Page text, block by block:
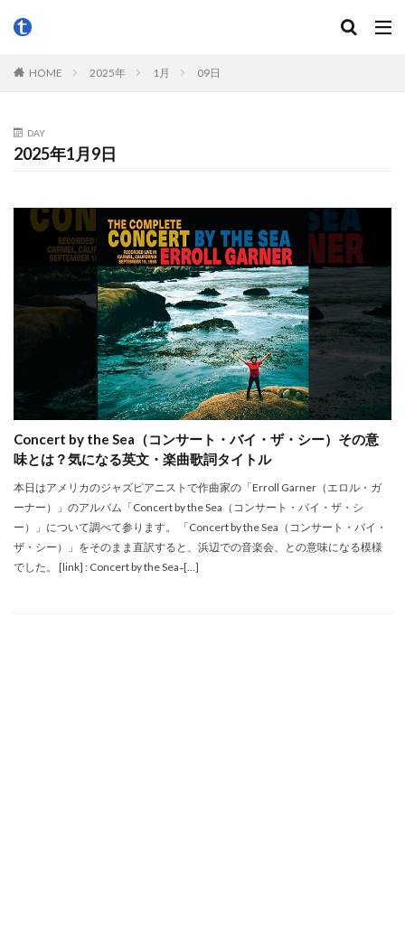
HOME 2025年 1月 09日
DAY
2025年1月9日
Concert by the Sea（コンサート・バイ・ザ・シー）その意
味とは？気になる英文・楽曲歌詞タイトル
本日はアメリカのジャズピアニストで作曲家の「Erroll Garner（エロル・ガ
ーナー）」のアルバム「Concert by the Sea（コンサート・バイ・ザ・シ
ー）」について調べて参ります。 「Concert by the Sea（コンサート・バイ・
ザ・シー）」をそのまま直訳すると、浜辺での音楽会、との意味になる模様
でした。 [link] : Concert by the Sea ̵ […]